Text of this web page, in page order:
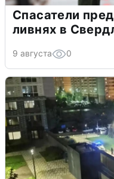
Спасатели
ливнях в
9 августа 0